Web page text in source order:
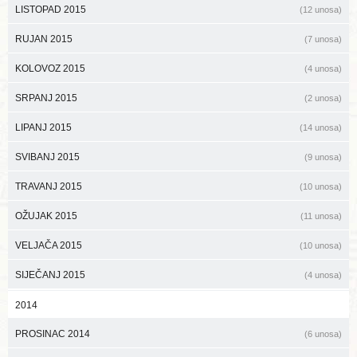
LISTOPAD 2015 (12 unosa)
RUJAN 2015 (7 unosa)
KOLOVOZ 2015 (4 unosa)
SRPANJ 2015 (2 unosa)
LIPANJ 2015 (14 unosa)
SVIBANJ 2015 (9 unosa)
TRAVANJ 2015 (10 unosa)
OŽUJAK 2015 (11 unosa)
VELJAČA 2015 (10 unosa)
SIJEČANJ 2015 (4 unosa)
2014
PROSINAC 2014 (6 unosa)